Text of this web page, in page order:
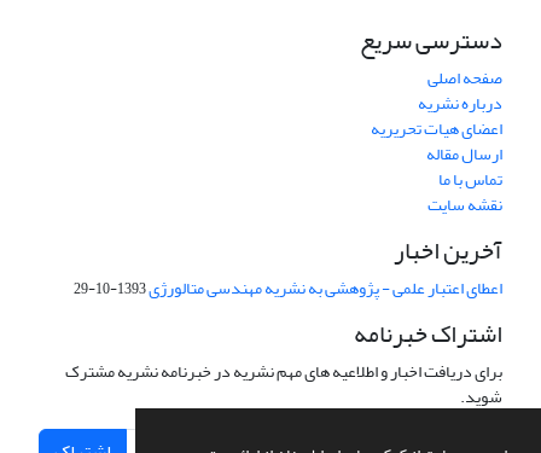
دسترسی سریع
صفحه اصلی
درباره نشریه
اعضای هیات تحریریه
ارسال مقاله
تماس با ما
نقشه سایت
آخرین اخبار
اعطای اعتبار علمی - پژوهشی به نشریه مهندسی متالورژی1393-10-29
اشتراک خبرنامه
برای دریافت اخبار و اطلاعیه های مهم نشریه در خبرنامه نشریه مشترک
شوید.